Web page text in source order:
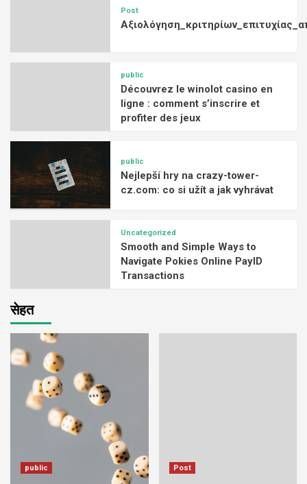
Post
public
Découvrez le winolot casino en
ligne : comment s’inscrire et
profiter des jeux
public
Nejlepší hry na crazy-tower-
cz.com: co si užít a jak vyhrávat
Uncategorized
Smooth and Simple Ways to
Navigate Pokies Online PayID
Transactions
सेहत
public Post